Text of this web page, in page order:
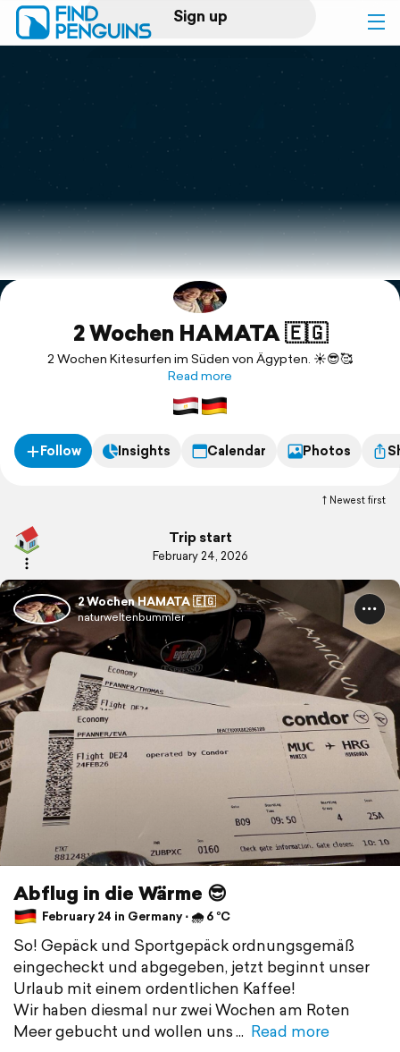
Sign up
Log in
Print a book
Flyover video
Explore
Support
2 Wochen HAMATA 🇪🇬
2 Wochen Kitesurfen im Süden von Ägypten. ☀️😎🥰
Read more
Follow Insights Calendar Photos
Newest first
Trip start
February 24, 2026
2 Wochen HAMATA 🇪🇬
naturweltenbummler
Abflug in die Wärme 😎
February 24 in Germany ⋅ 🌧 6 °C
So! Gepäck und Sportgepäck ordnungsgemäß
eingecheckt und abgegeben, jetzt beginnt unser
Urlaub mit einem ordentlichen Kaffee!
Wir haben diesmal nur zwei Wochen am Roten
Meer gebucht und wollen uns
Read more